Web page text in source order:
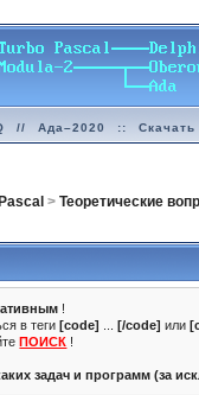
// Ада–2020 :: Скачать
>Теоретические
!
в теги[code] ...[/code] или
ПОИСК !
задач и программ (за